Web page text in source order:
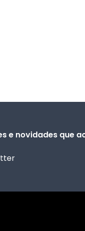
e novidades que